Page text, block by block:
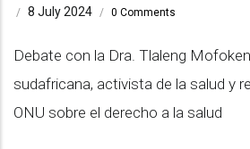
/ 8 July 2024 / 0 Comments
Debate con la Dra. Tlaleng
sudafricana, activista de la salud y
ONU sobre el derecho a la salud